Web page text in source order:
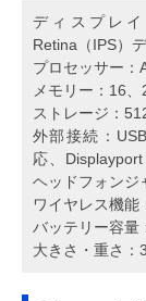
ディスプレイ
Retina （IPS）デ
プロセッサー：
メモリー：16
ストレージ：
外部接続：
応、
ヘッドフォンジ
ワイヤレス機
バッテリー容量
大きさ・重さ